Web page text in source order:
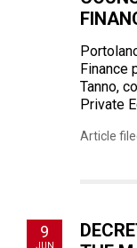
Finance
Tanno,
Private
Article
9
JUN